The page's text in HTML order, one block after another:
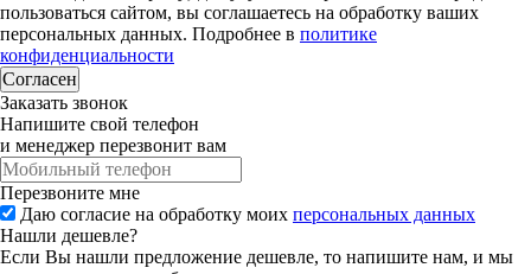
пользоваться сайтом, вы соглашаетесь на обработку ваших
персональных данных. Подробнее в политике
конфиденциальности
Согласен
Заказать звонок
Напишите свой телефон
и менеджер перезвонит вам
Перезвоните мне
Даю согласие на обработку моих персональных данных
Нашли дешевле?
Если Вы нашли предложение дешевле, то напишите нам, и мы